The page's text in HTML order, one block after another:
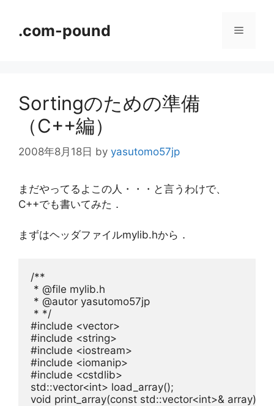
.com-pound メ
Sortingのための準備
（C++編）
2008年8月18日 by yasutomo57jp
まだやってるよこの人・・・と言うわけで、
C++でも書いてみた．
まずはヘッダファイルmylib.hから．
/**
* @file mylib.h
* @autor yasutomo57jp
* */
#include <vector>
#include <string>
#include <iostream>
#include <iomanip>
#include <cstdlib>
std::vector<int
void print_array(const std::vector<int